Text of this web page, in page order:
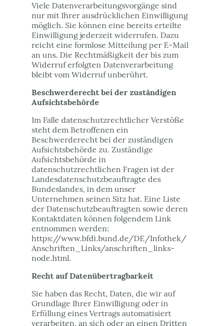
Viele Datenverarbeitungsvorgänge sind
nur mit Ihrer ausdrücklichen Einwilligung
möglich. Sie können eine bereits erteilte
Einwilligung jederzeit widerrufen. Dazu
reicht eine formlose Mitteilung per E-Mail
an uns. Die Rechtmäßigkeit der bis zum
Widerruf erfolgten Datenverarbeitung
bleibt vom Widerruf unberührt.
Beschwerderecht bei der zuständigen
Aufsichtsbehörde
Im Falle datenschutzrechtlicher Verstöße
steht dem Betroffenen ein
Beschwerderecht bei der zuständigen
Aufsichtsbehörde zu. Zuständige
Aufsichtsbehörde in
datenschutzrechtlichen Fragen ist der
Landesdatenschutzbeauftragte des
Bundeslandes, in dem unser
Unternehmen seinen Sitz hat. Eine Liste
der Datenschutzbeauftragten sowie deren
Kontaktdaten können folgendem Link
entnommen werden:
https://www.bfdi.bund.de/DE/Infothek/
Anschriften_Links/anschriften_links-
node.html.
Recht auf Datenübertragbarkeit
Sie haben das Recht, Daten, die wir auf
Grundlage Ihrer Einwilligung oder in
Erfüllung eines Vertrags automatisiert
verarbeiten, an sich oder an einen Dritten